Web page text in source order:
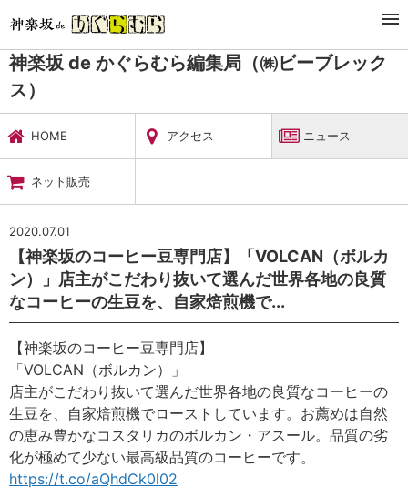
暮らし・娯楽
神楽坂 de かぐらむら編集局（㈱ビーブレックス）
ニュース
神楽坂 de かぐらむら編集局（㈱ビーブレック
ス）
HOME アクセス ニュース
ネット販売
2020.07.01
【神楽坂のコーヒー豆専門店】「VOLCAN（ボルカ
ン）」店主がこだわり抜いて選んだ世界各地の良質
なコーヒーの生豆を、自家焙煎機で...
【神楽坂のコーヒー豆専門店】
「VOLCAN（ボルカン）」
店主がこだわり抜いて選んだ世界各地の良質なコーヒーの
生豆を、自家焙煎機でローストしています。お薦めは自然
の恵み豊かなコスタリカのボルカン・アスール。品質の劣
化が極めて少ない最高級品質のコーヒーです。
https://t.co/aQhdCk0l02